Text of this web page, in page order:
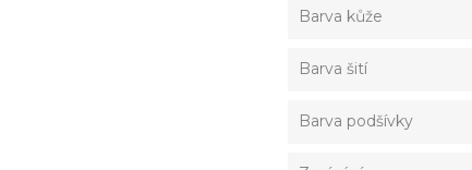
Barva kůže
Barva šití
Barva podšívky